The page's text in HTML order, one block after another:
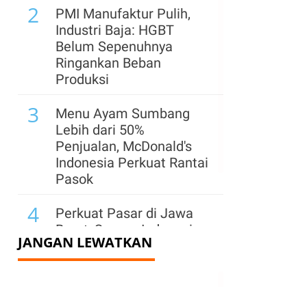
2
PMI Manufaktur Pulih,
Industri Baja: HGBT
Belum Sepenuhnya
Ringankan Beban
Produksi
3
Menu Ayam Sumbang
Lebih dari 50%
Penjualan, McDonald's
Indonesia Perkuat Rantai
Pasok
4
Perkuat Pasar di Jawa
Barat, Semen Indonesia
(SMGR) Hadirkan Lagi
Semen Kujang
JANGAN LEWATKAN